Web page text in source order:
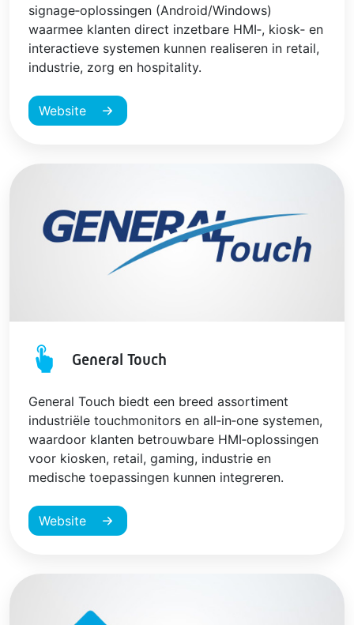
signage‑oplossingen (Android/Windows)
waarmee klanten direct inzetbare HMI‑, kiosk‑ en
interactieve systemen kunnen realiseren in retail,
industrie, zorg en hospitality.
Website
General Touch
General Touch biedt een breed assortiment
industriële touchmonitors en all‑in‑one systemen,
waardoor klanten betrouwbare HMI‑oplossingen
voor kiosken, retail, gaming, industrie en
medische toepassingen kunnen integreren.
Website